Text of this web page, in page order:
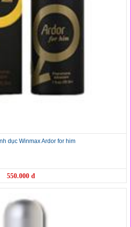
dục Winmax Ardor for him
550.000 đ